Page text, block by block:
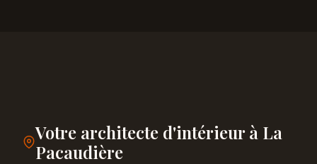
Votre architecte d'intérieur à La
Pacaudière